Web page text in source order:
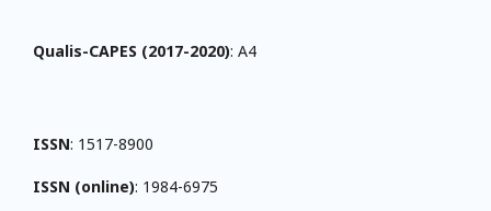
Qualis-CAPES (2017-2020): A4
ISSN: 1517-8900
ISSN (online): 1984-6975